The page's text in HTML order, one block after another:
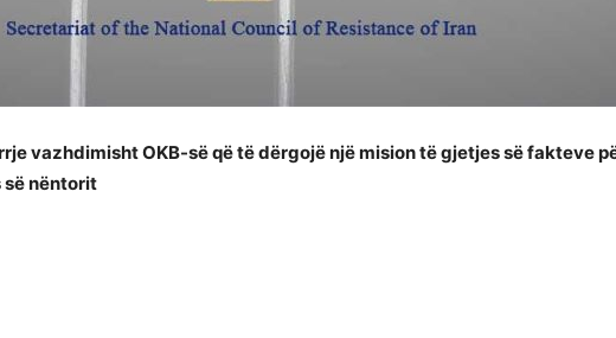
vazhdimisht OKB-së që të dërgojë një mision të gjetjes së fakteve
nëntorit